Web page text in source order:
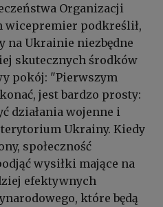
Organizacji
wicepremier podkreślił,
na Ukrainie niezbędne
skutecznych środków
pokój: "Pierwszym
jest bardzo prosty:
działania wojenne i
Ukrainy. Kiedy
społeczność
wysiłki mające na
efektywnych
które będą